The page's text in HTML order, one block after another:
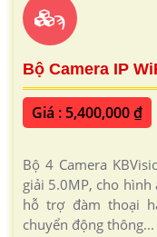
ϡ
Bộ Camera IP
Giá : 5,400,000 ₫
Bộ 4 Camera
giải 5.0MP, cho hình
hỗ trợ đàm thoại
chuyển động thông...